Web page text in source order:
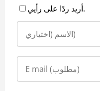
أريد ردًا على رأيي.